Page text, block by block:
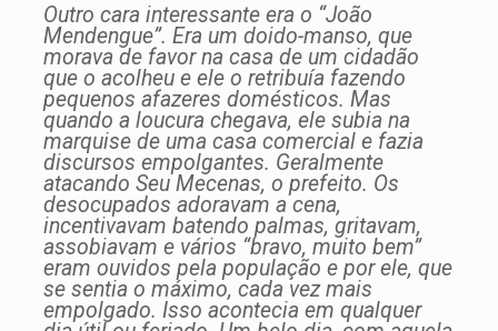
Outro cara interessante era o “João
Mendengue”. Era um doido-manso, que
morava de favor na casa de um cidadão
que o acolheu e ele o retribuía fazendo
pequenos afazeres domésticos. Mas
quando a loucura chegava, ele subia na
marquise de uma casa comercial e fazia
discursos empolgantes. Geralmente
atacando Seu Mecenas, o prefeito. Os
desocupados adoravam a cena,
incentivavam batendo palmas, gritavam,
assobiavam e vários “bravo, muito bem”
eram ouvidos pela população e por ele, que
se sentia o máximo, cada vez mais
empolgado. Isso acontecia em qualquer